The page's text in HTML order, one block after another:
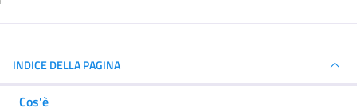
INDICE DELLA PAGINA
Cos'è